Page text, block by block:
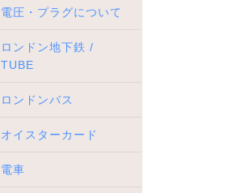
電圧・プラグについて
ロンドン地下鉄 /
TUBE
ロンドンバス
オイスターカード
電車